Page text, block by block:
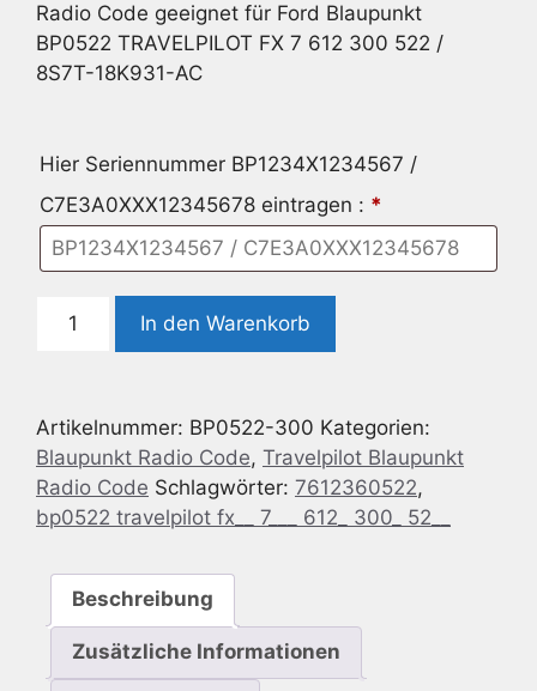
Radio Code geeignet für Ford Blaupunkt
BP0522 TRAVELPILOT FX 7 612 300 522 /
8S7T-18K931-AC
Hier Seriennummer BP1234X1234567 /
C7E3A0XXX12345678 eintragen : *
Code
Ford
Blaupunkt
BP0522
TRAVELPILOT
300
In den Warenkorb
Artikelnummer: BP0522-300 Kategorien:
Blaupunkt Radio Code, Travelpilot Blaupunkt
Radio Code Schlagwörter: 7612360522,
bp0522 travelpilot fx__ 7___ 612_ 300_ 52__
Beschreibung
Zusätzliche Informationen